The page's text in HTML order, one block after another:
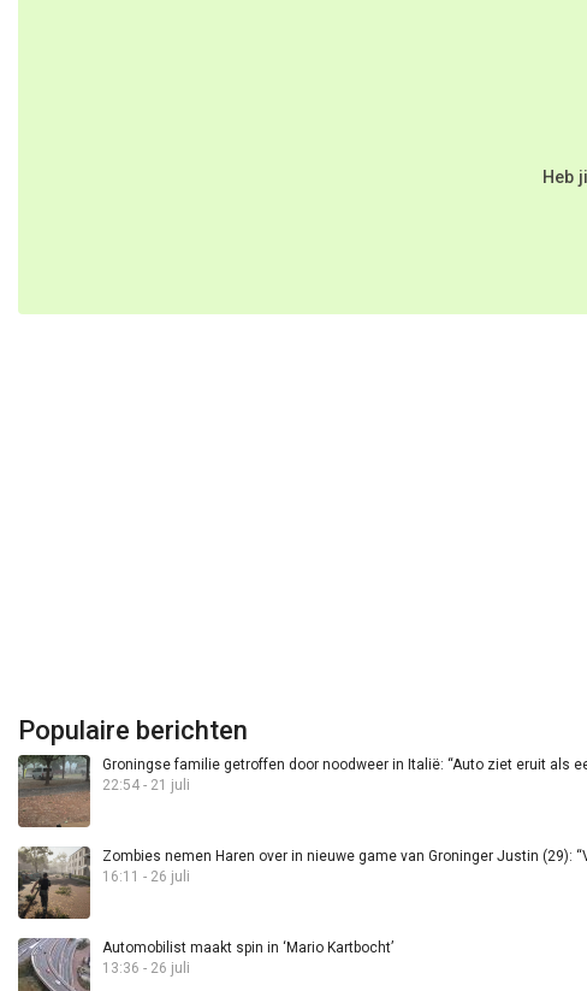
Heb
Populaire berichten
Groningse familie getroffen door noodweer in Italië: “Auto ziet eruit als
22:54 - 21 juli
Zombies nemen Haren over in nieuwe game van Groninger Justin (29):
16:11 - 26 juli
Automobilist maakt spin in ‘Mario Kartbocht’
13:36 - 26 juli